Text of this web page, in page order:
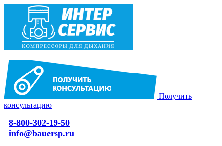
Получить
консультацию
8-800-302-19-50
info@bauersp.ru